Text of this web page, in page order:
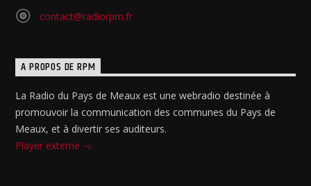
contact@radiorpm.fr
A PROPOS DE RPM
La Radio du Pays de Meaux est une webradio destinée à
promouvoir la communication des communes du Pays de
Meaux, et à divertir ses auditeurs.
Player externe